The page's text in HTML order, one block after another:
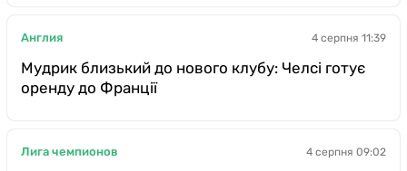
Англия 4 серпня 11:39
Мудрик близький до нового клубу: Челсі готує
оренду до Франції
Лига чемпионов 4 серпня 09:02